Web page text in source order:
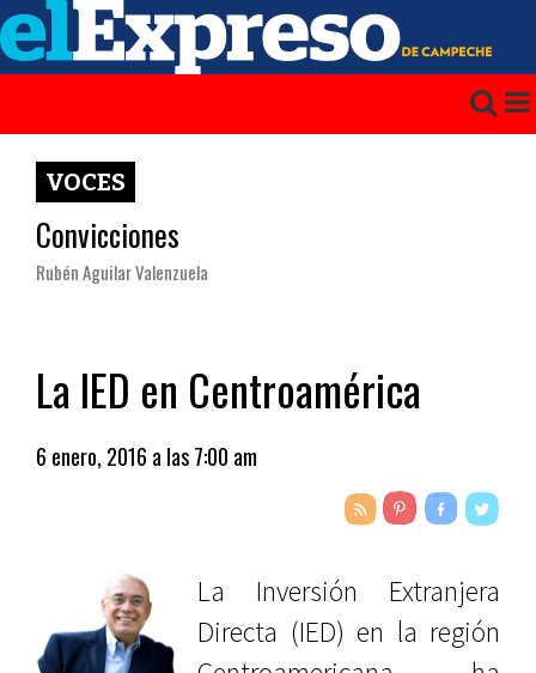
VOCES
Convicciones
Rubén Aguilar Valenzuela
La IED en Centroamérica
6 enero, 2016 a las 7:00 am
La Inversión Extranjera
Directa (IED) en la región